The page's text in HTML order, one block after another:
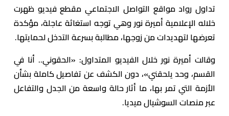
تداول رواد مواقع التواصل الاجتماعي مقطع فيديو ظهرت
خلاله الإعلامية أميرة نور وهي توجه استغاثة عاجلة، مؤكدة
تعرضها لتهديدات من زوجها، مطالبة بسرعة التدخل لحمايتها.
وقالت أميرة نور خلال الفيديو المتداول: «الحقوني.. أنا في
القسم، وحد يلحقني»، دون الكشف عن تفاصيل كاملة بشأن
الأزمة التي تمر بها، ما أثار حالة واسعة من الجدل والتفاعل
عبر منصات السوشيال ميديا.